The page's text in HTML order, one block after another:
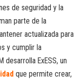
de seguridad y la
parte de la
actualizada para
y cumplir la
desarrolla ExESS, un
que permite crear,